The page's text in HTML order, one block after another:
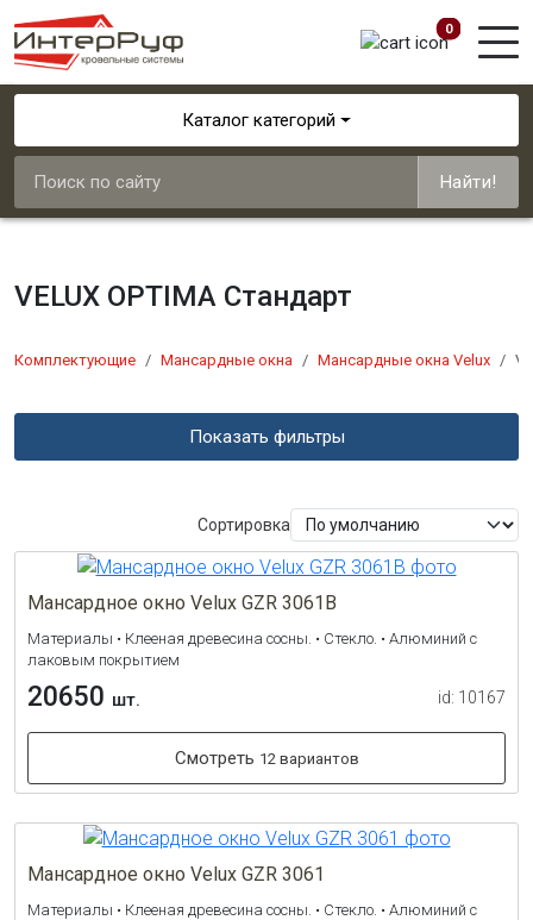
0
Каталог категорий
Найти!
VELUX OPTIМA Стандарт
Комплектующие Мансардные окна Мансардные окна Velux
Показать фильтры
Сортировка
Мансардное окно Velux GZR 3061B
Материалы • Клееная древесина сосны. • Стекло. • Алюминий с
лаковым покрытием
20650 шт. id: 10167
Смотреть 12 вариантов
Мансардное окно Velux GZR 3061
Материалы • Клееная древесина сосны. • Стекло. • Алюминий с